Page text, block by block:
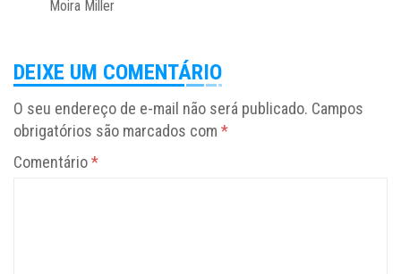
Moira Miller
DEIXE UM COMENTÁRIO
O seu endereço de e-mail não será publicado. Campos
obrigatórios são marcados com *
Comentário*